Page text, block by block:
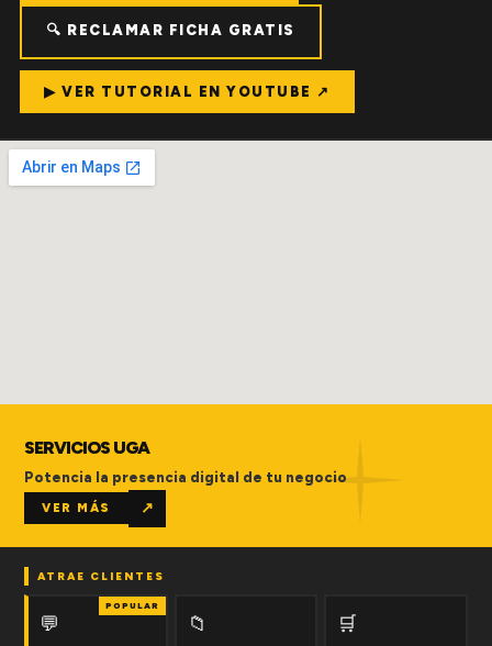
🔍 RECLAMAR FICHA GRATIS
▶ VER TUTORIAL EN YOUTUBE ↗
SERVICIOS UGA
Potencia la presencia digital de tu negocio
VER MÁS ↗
ATRAE CLIENTES
POPULAR
💬 📁 🛒